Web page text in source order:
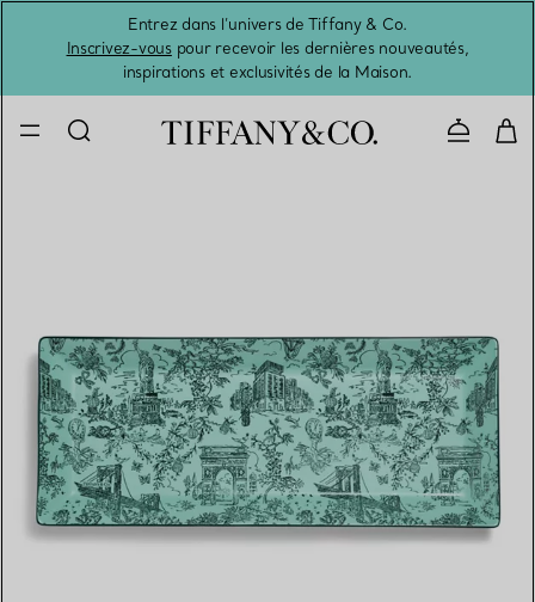
Entrez dans l’univers de Tiffany & Co.
Inscrivez-vouspour recevoir les dernières nouveautés,
inspirations et exclusivités de la Maison.